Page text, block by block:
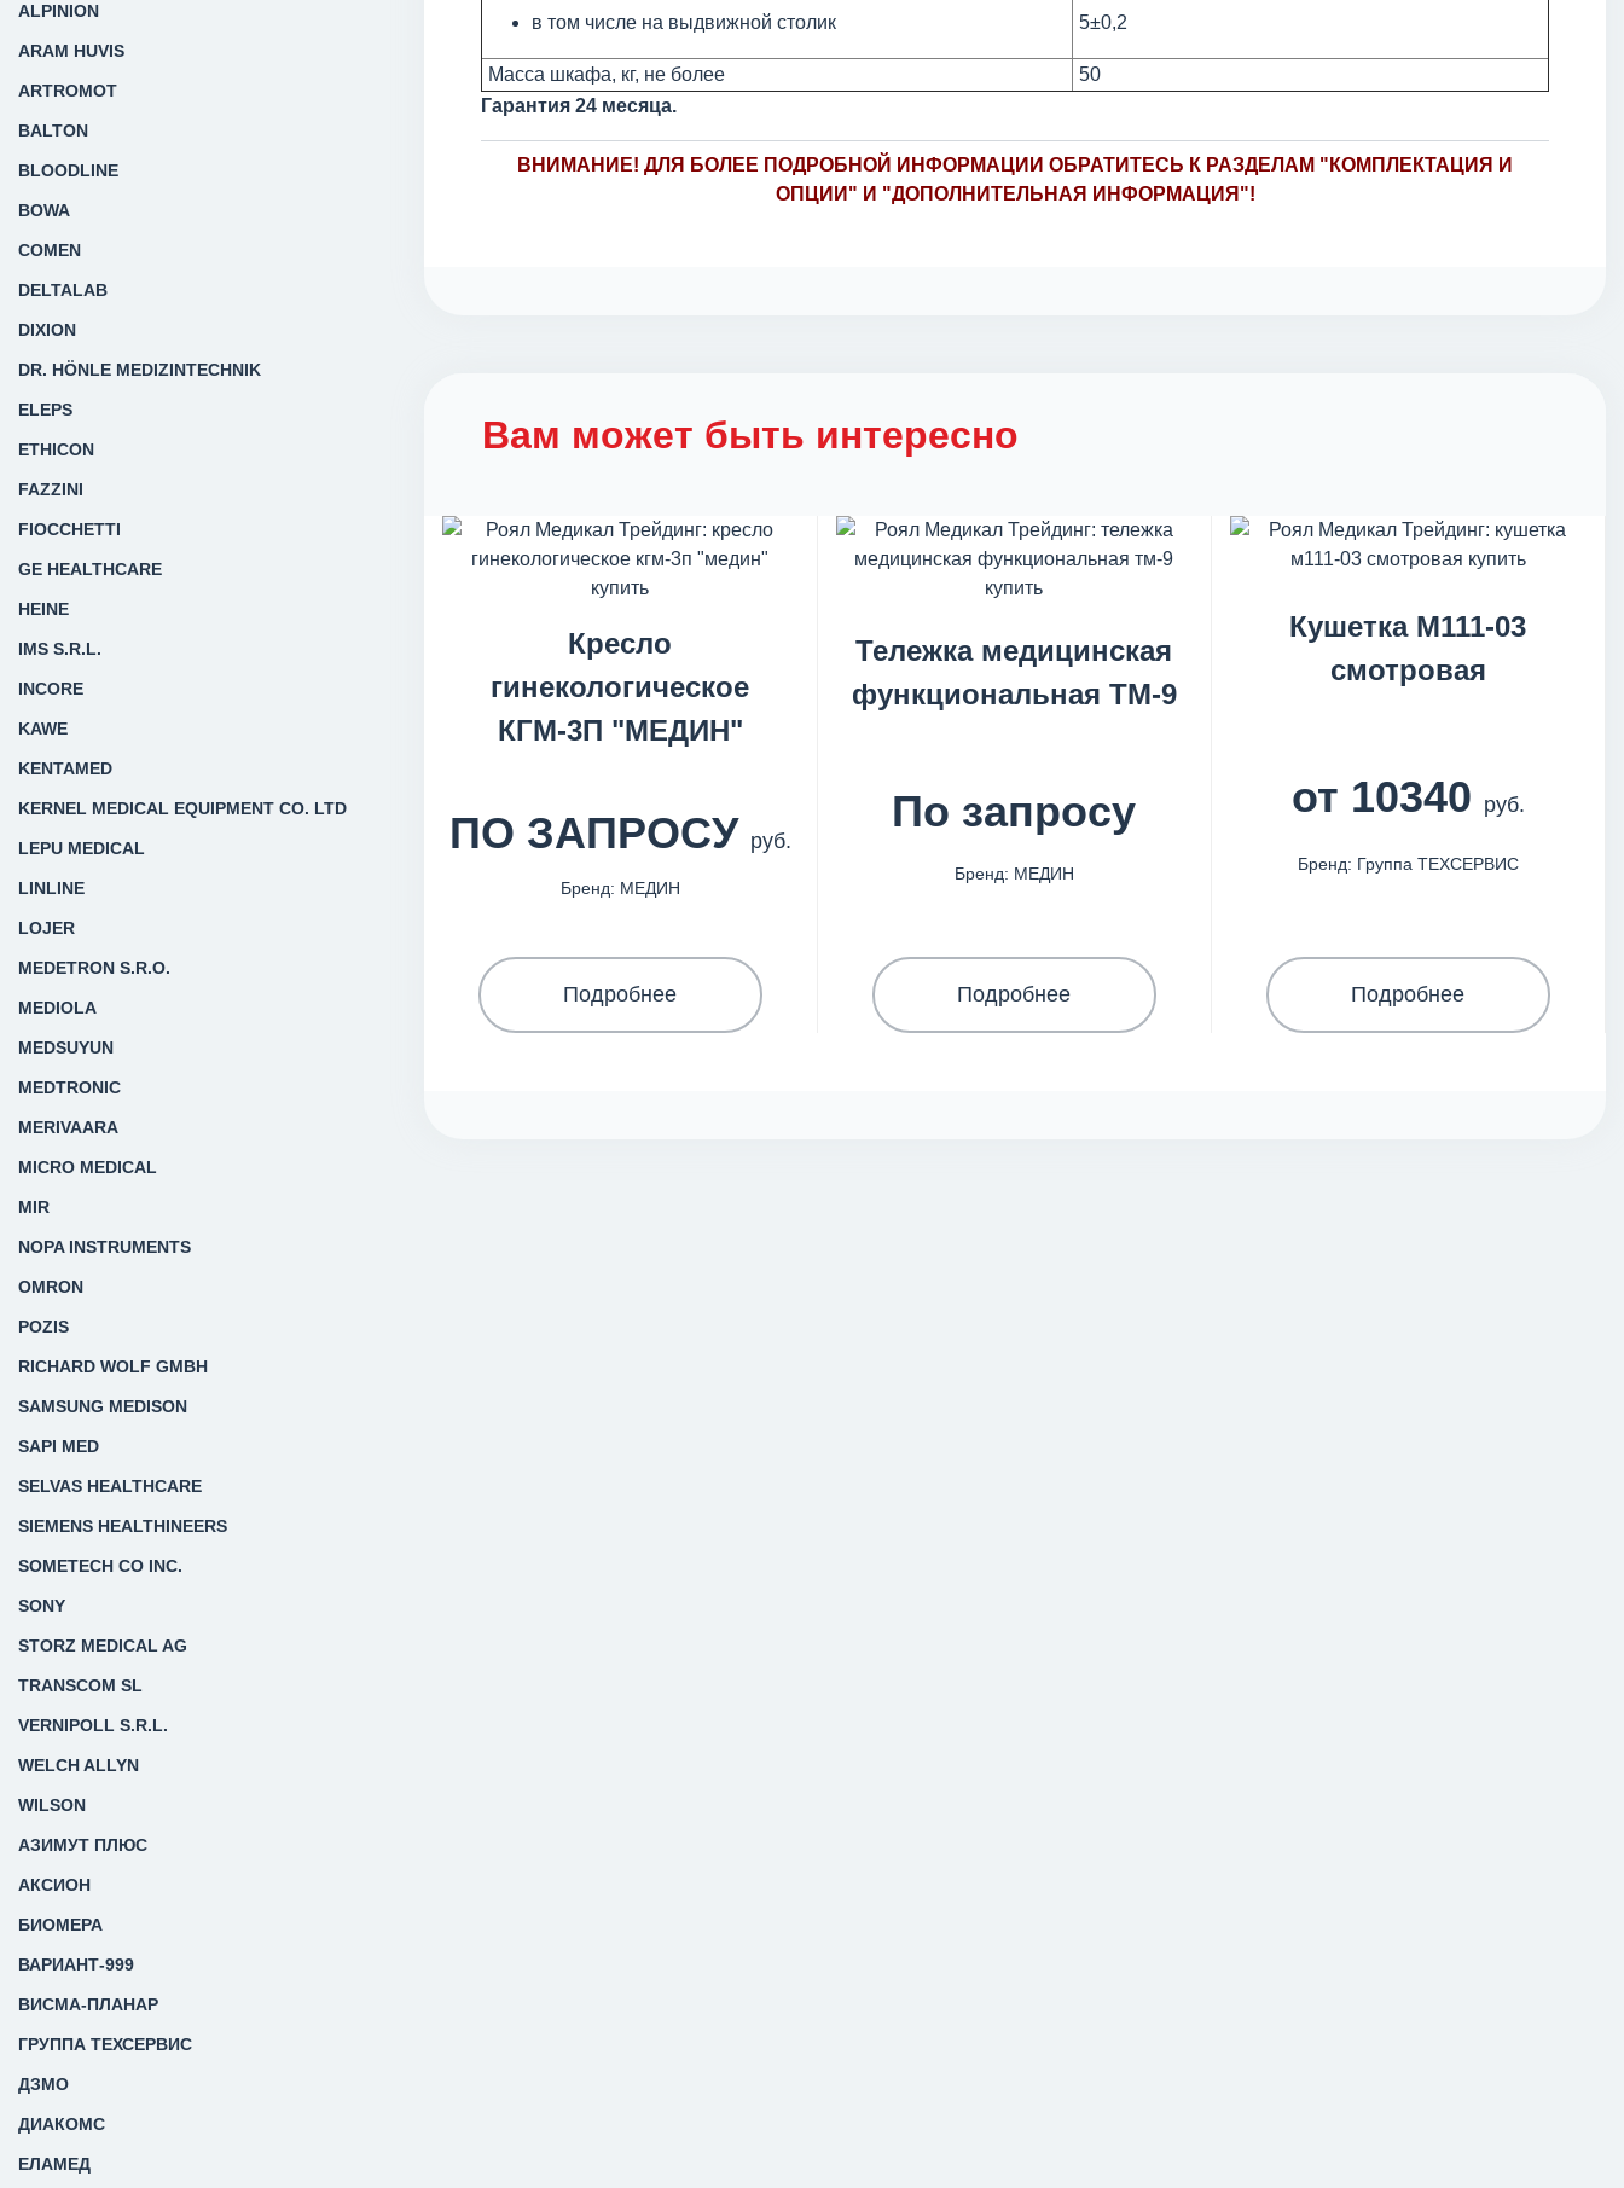
ALPINION
ARAM HUVIS
ARTROMOT
BALTON
BLOODLINE
BOWA
COMEN
DELTALAB
DIXION
DR. HÖNLE MEDIZINTECHNIK
ELEPS
ETHICON
FAZZINI
FIOCCHETTI
GE HEALTHCARE
HEINE
IMS S.R.L.
INCORE
KAWE
KENTAMED
KERNEL MEDICAL EQUIPMENT CO. LTD
LEPU MEDICAL
LINLINE
LOJER
MEDETRON S.R.O.
MEDIOLA
MEDSUYUN
MEDTRONIC
MERIVAARA
MICRO MEDICAL
MIR
NOPA INSTRUMENTS
OMRON
POZIS
RICHARD WOLF GMBH
SAMSUNG MEDISON
SAPI MED
SELVAS HEALTHCARE
SIEMENS HEALTHINEERS
SOMETECH CO INC.
SONY
STORZ MEDICAL AG
TRANSCOM SL
VERNIPOLL S.R.L.
WELCH ALLYN
WILSON
АЗИМУТ ПЛЮС
АКСИОН
БИОМЕРА
ВАРИАНТ-999
ВИСМА-ПЛАНАР
ГРУППА ТЕХСЕРВИС
ДЗМО
ДИАКОМС
ЕЛАМЕД
в том числе на выдвижной столик 5±0,2
Масса шкафа, кг, не более
50
Гарантия 24 месяца.
ВНИМАНИЕ! ДЛЯ БОЛЕЕ ПОДРОБНОЙ ИНФОРМАЦИИ ОБРАТИТЕСЬ К РАЗДЕЛАМ "КОМПЛЕКТАЦИЯ И
ОПЦИИ" И "ДОПОЛНИТЕЛЬНАЯ ИНФОРМАЦИЯ"!
Вам может быть интересно
Кресло
гинекологическое
КГМ-3П "МЕДИН"
ПО ЗАПРОСУ руб.
Бренд: МЕДИН
Подробнее
Тележка медицинская
функциональная ТМ-9
По запросу
Бренд: МЕДИН
Подробнее
Кушетка М111-03
смотровая
от 10340 руб.
Бренд: Группа ТЕХСЕРВИС
Подробнее